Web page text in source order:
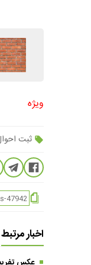
ویژه
ثبت
اخبار مرتبط